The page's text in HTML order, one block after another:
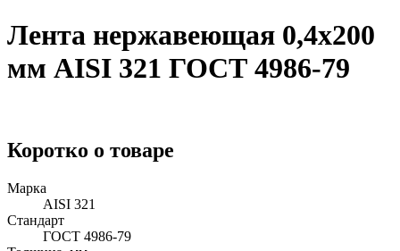
Лента нержавеющая 0,4х200
мм AISI 321 ГОСТ 4986-79
Коротко о товаре
Марка
AISI 321
Стандарт
ГОСТ 4986-79